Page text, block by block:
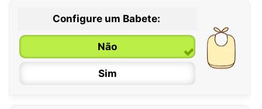
Configure um Babete:
Não
Sim